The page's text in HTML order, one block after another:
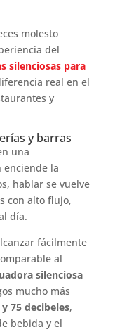
molesto
del
silenciosas para
real en el
y
y barras
una
enciende la
hablar se vuelve
con alto flujo,
día.
fácilmente
al
silenciosa
mucho más
y 75 decibeles,
bebida y el